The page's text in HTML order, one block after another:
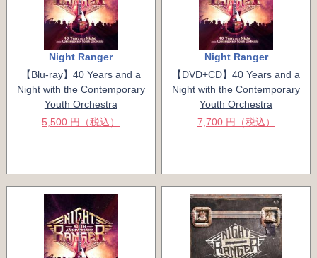
Night Ranger
【Blu-ray】40 Years and a
Night with the Contemporary
Youth Orchestra
5,500 円（税込）
Night Ranger
【DVD+CD】40 Years and a
Night with the Contemporary
Youth Orchestra
7,700 円（税込）